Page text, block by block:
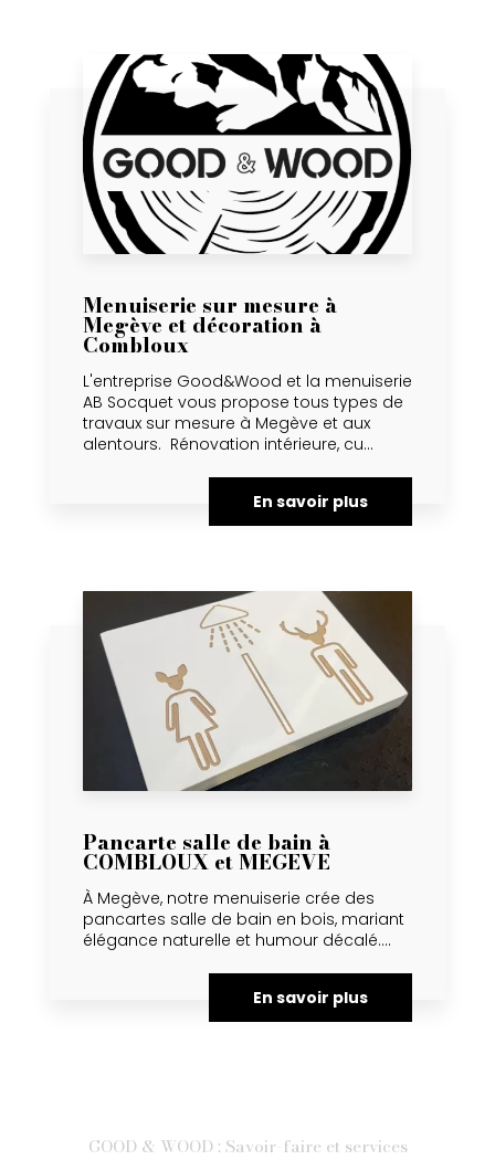
Menuiserie sur mesure à
Megève et décoration à
Combloux
L'entreprise Good&Wood et la menuiserie
AB Socquet vous propose tous types de
travaux sur mesure à Megève et aux
alentours. Rénovation intérieure, cu...
En savoir plus
Pancarte salle de bain à
COMBLOUX et MEGEVE
À Megève, notre menuiserie crée des
pancartes salle de bain en bois, mariant
élégance naturelle et humour décalé....
En savoir plus
GOOD & WOOD : Savoir-faire et services